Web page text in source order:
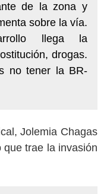
de la zona y
sobre la vía.
llega la
drogas.
no tener la BR-
Jolemia Chagas
que trae la invasión